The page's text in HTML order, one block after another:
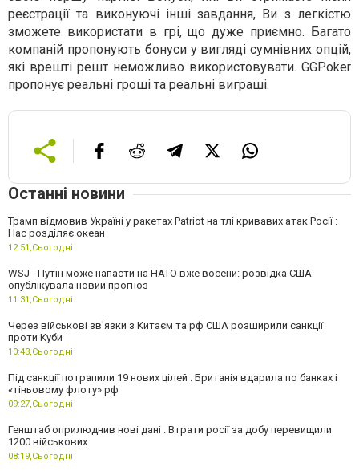
реєстрації та виконуючі інші завдання, Ви з легкістю
зможете використати в грі, що дуже приємно. Багато
компаній пропонують бонуси у вигляді сумнівних опцій,
які врешті решт неможливо використовувати. GGPoker
пропонує реальні гроші та реальні виграші.
Останні новини
Трамп відмовив Україні у ракетах Patriot на тлі кривавих атак Росії :
Нас розділяє океан
12:51,Сьогодні
WSJ - Путін може напасти на НАТО вже восени: розвідка США
опублікувала новий прогноз
11:31,Сьогодні
Через військові зв'язки з Китаєм та рф США розширили санкції
проти Куби
10:43,Сьогодні
Під санкції потрапили 19 нових цілей . Британія вдарила по банках і
«тіньовому флоту» рф
09:27,Сьогодні
Генштаб оприлюднив нові дані . Втрати росії за добу перевищили
1200 військових
08:19,Сьогодні